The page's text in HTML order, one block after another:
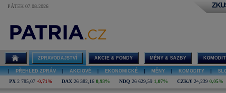
PÁTEK 07.08.2026
ZPRAVODAJSTVÍ AKCIE & FONDY MĚNY & SAZBY
PŘEHLED ZPRÁV AKCIOVÉ EKONOMICKÉ MĚNY KOMODITY
PX 2 785,07 -0,71% DAX 26 382,16 0,93% NDQ 26 629,59 1,07% CZK/€ 24,239 0,05%